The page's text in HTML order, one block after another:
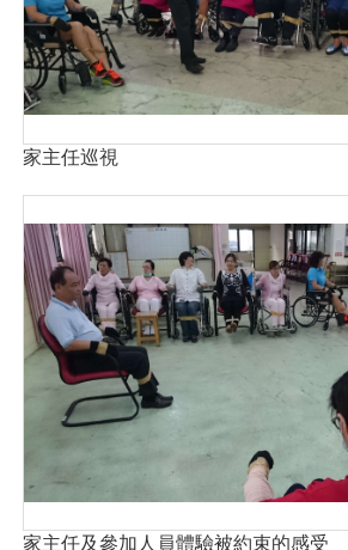
家主任巡視
家主任及參加人員體驗被約束的感受